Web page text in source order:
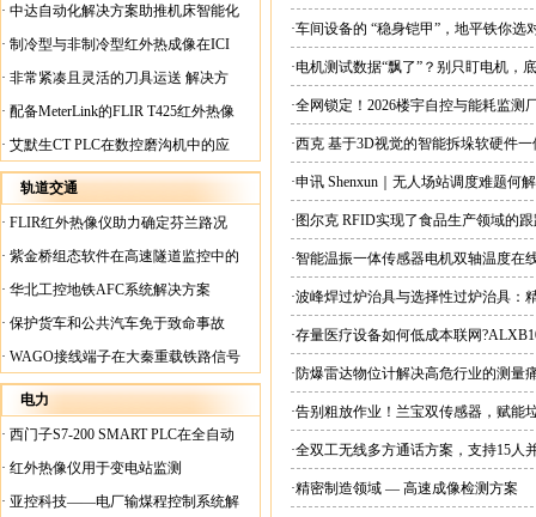
· 中达自动化解决方案助推机床智能化
升级
· 制冷型与非制冷型红外热成像在ICI
工厂内完美配合
· 非常紧凑且灵活的刀具运送 解决方
案
· 配备MeterLink的FLIR T425红外热像
仪帮助Medite Europe Ltd加快红外检测
工作速度
· 艾默生CT PLC在数控磨沟机中的应
用
轨道交通
· FLIR红外热像仪助力确定芬兰路况
· 紫金桥组态软件在高速隧道监控中的
应用
· 华北工控地铁AFC系统解决方案
· 保护货车和公共汽车免于致命事故
· WAGO接线端子在大秦重载铁路信号
楼设备中的应用
电力
· 西门子S7-200 SMART PLC在全自动
蓄电池短路内阻检测机上的应用
· 红外热像仪用于变电站监测
· 亚控科技——电厂输煤程控制系统解
·车间设备的 “稳身铠甲”，地平铁你选
·电机测试数据“飘了”？别只盯电机，
·全网锁定！2026楼宇自控与能耗监
·西克 基于3D视觉的智能拆垛软硬件
·申讯 Shenxun｜无人场站调度难题何
·图尔克 RFID实现了食品生产领域的
·智能温振一体传感器电机双轴温度在
·波峰焊过炉治具与选择性过炉治具：
·存量医疗设备如何低成本联网
·防爆雷达物位计解决高危行业的测量
·告别粗放作业！兰宝双传感器，赋能
·全双工无线多方通话方案，支持15人
·精密制造领域 — 高速成像检测方案